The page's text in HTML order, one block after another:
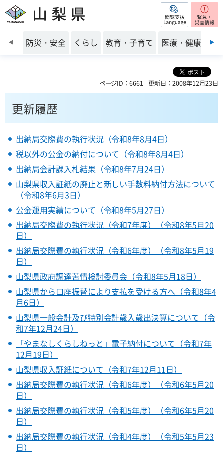
山梨県 閲覧支援
前のスライドを表示
防災・安全 くらし 教育・子育て 医療・健康・福
ページID：6661 更新日：2008年12月23日
更新履歴
出納局交際費の執行状況（令和8年8月4日）
税以外の公金の納付について（令和8年8月4日）
出納局会計課入札結果（令和8年7月24日）
山梨県収入証紙の廃止と新しい手数料納付方法について
（令和8年6月3日）
公金運用実績について（令和8年5月27日）
出納局交際費の執行状況（令和7年度）（令和8年5月20
日）
出納局交際費の執行状況（令和6年度）（令和8年5月19
日）
山梨県政府調達苦情検討委員会（令和8年5月18日）
山梨県から口座振替により支払を受ける方へ（令和8年4
月6日）
山梨県一般会計及び特別会計歳入歳出決算について（令
和7年12月24日）
「やまなしくらしねっと」電子納付について（令和7年
12月19日）
山梨県収入証紙について（令和7年12月11日）
出納局交際費の執行状況（令和6年度）（令和6年5月20
日）
出納局交際費の執行状況（令和5年度）（令和6年5月20
日）
出納局交際費の執行状況（令和4年度）（令和5年5月23
日）